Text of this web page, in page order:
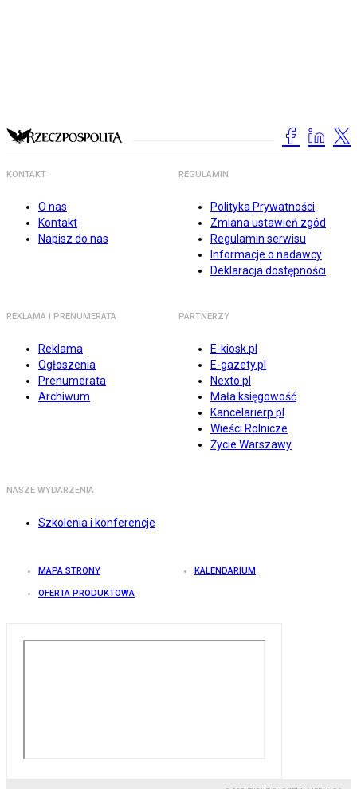
KONTAKT
O nas
Kontakt
Napisz do nas
REGULAMIN
Polityka Prywatności
Zmiana ustawień zgód
Regulamin serwisu
Informacje o nadawcy
Deklaracja dostępności
REKLAMA I PRENUMERATA
Reklama
Ogłoszenia
Prenumerata
Archiwum
PARTNERZY
E-kiosk.pl
E-gazety.pl
Nexto.pl
Mała księgowość
Kancelarierp.pl
Wieści Rolnicze
Życie Warszawy
NASZE WYDARZENIA
Szkolenia i konferencje
MAPA STRONY KALENDARIUM
OFERTA PRODUKTOWA